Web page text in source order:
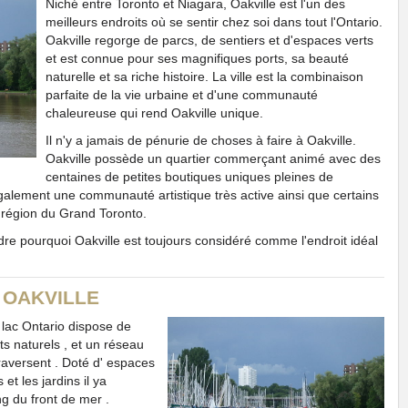
Niché entre Toronto et Niagara, Oakville est l'un des
meilleurs endroits où se sentir chez soi dans tout l'Ontario.
Oakville regorge de parcs, de sentiers et d'espaces verts
et est connue pour ses magnifiques ports, sa beauté
naturelle et sa riche histoire. La ville est la combinaison
parfaite de la vie urbaine et d'une communauté
chaleureuse qui rend Oakville unique.
Il n'y a jamais de pénurie de choses à faire à Oakville.
Oakville possède un quartier commerçant animé avec des
centaines de petites boutiques uniques pleines de
une communauté artistique très active ainsi que certains
du Grand Toronto.
pourquoi Oakville est toujours considéré comme l'endroit idéal
Ontario dispose de
naturels , et un réseau
. Doté d' espaces
et les jardins il ya
du front de mer .